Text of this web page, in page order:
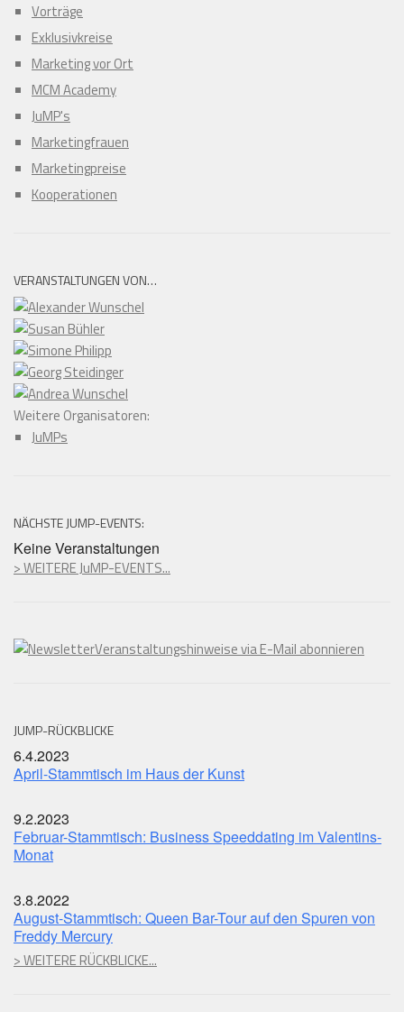
Vorträge
Exklusivkreise
Marketing vor Ort
MCM Academy
JuMP's
Marketingfrauen
Marketingpreise
Kooperationen
VERANSTALTUNGEN VON…
Weitere Organisatoren:
JuMPs
NÄCHSTE JUMP-EVENTS:
Keine Veranstaltungen
> WEITERE JuMP-EVENTS...
Veranstaltungshinweise via E-Mail abonnieren
JUMP-RÜCKBLICKE
6.4.2023
April-Stammtisch im Haus der Kunst
9.2.2023
Februar-Stammtisch: Business Speeddating im Valentins-
Monat
3.8.2022
August-Stammtisch: Queen Bar-Tour auf den Spuren von
Freddy Mercury
> WEITERE RÜCKBLICKE...